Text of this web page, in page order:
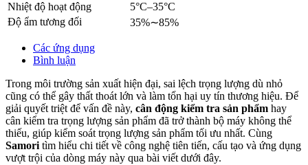
Nhiệt độ hoạt động
5°C–35°C
Độ ẩm tương đối
35%∼85%
Các ứng dụng
Bình luận
Trong môi trường sản xuất hiện đại, sai lệch trọng lượng dù nhỏ
cũng có thể gây thất thoát lớn và làm tổn hại uy tín thương hiệu. Để
giải quyết triệt để vấn đề này, cân động kiểm tra sản phẩm hay
cân kiểm tra trọng lượng sản phẩm đã trở thành bộ máy không thể
thiếu, giúp kiểm soát trọng lượng sản phẩm tối ưu nhất. Cùng
Samori tìm hiểu chi tiết về công nghệ tiên tiến, cấu tạo và ứng dụng
vượt trội của dòng máy này qua bài viết dưới đây.